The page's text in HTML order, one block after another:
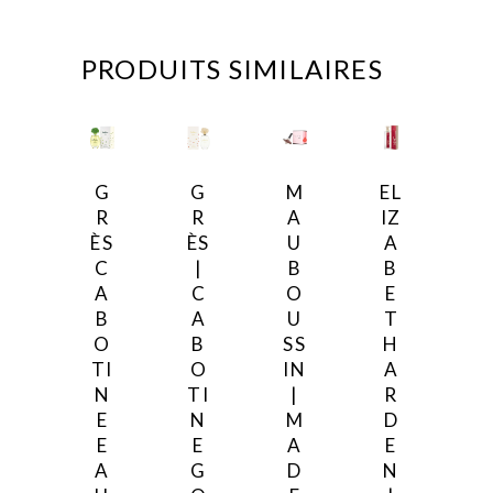
PRODUITS SIMILAIRES
G
R
ÈS
C
A
B
O
TI
N
E
E
A
G
R
ÈS
|
C
A
B
O
TI
N
E
G
M
A
U
B
O
U
SS
IN
|
M
A
D
EL
IZ
A
B
E
T
H
A
R
D
E
N